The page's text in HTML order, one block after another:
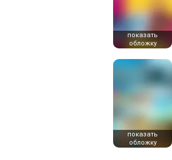
показать
обложку
показать
обложку